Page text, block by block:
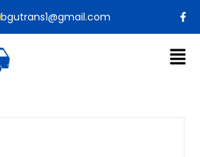
bgutrans1@gmail.com